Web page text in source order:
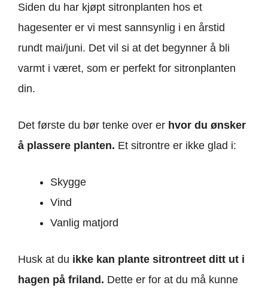
Siden du har kjøpt sitronplanten hos et
hagesenter er vi mest sannsynlig i en årstid
rundt mai/juni. Det vil si at det begynner å bli
varmt i været, som er perfekt for sitronplanten
din.
Det første du bør tenke over er hvor du ønsker
å plassere planten. Et sitrontre er ikke glad i:
Skygge
Vind
Vanlig matjord
Husk at du ikke kan plante sitrontreet ditt ut i
hagen på friland. Dette er for at du må kunne